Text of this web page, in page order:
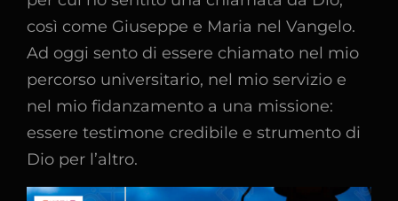
così come Giuseppe e Maria nel Vangelo.
Ad oggi sento di essere chiamato nel mio
percorso universitario, nel mio servizio e
nel mio fidanzamento a una missione:
essere testimone credibile e strumento di
Dio per l’altro.